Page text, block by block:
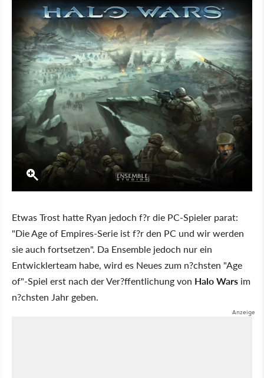
Etwas Trost hatte Ryan jedoch f?r die PC-Spieler parat:
"Die Age of Empires-Serie ist f?r den PC und wir werden
sie auch fortsetzen". Da Ensemble jedoch nur ein
Entwicklerteam habe, wird es Neues zum n?chsten "Age
of"-Spiel erst nach der Ver?ffentlichung von Halo Wars im
n?chsten Jahr geben.